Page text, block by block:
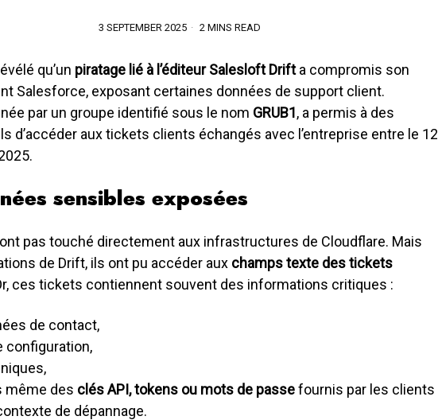
3 SEPTEMBER 2025 2 MINS READ
qu’un piratage lié à l’éditeur Salesloft Drifta compromis son
Salesforce, exposant certaines données de support client.
par un groupe identifié sous le nom GRUB1, a permis à des
d’accéder aux tickets clients échangés avec l’entreprise entre le 12
sensibles exposées
pas touché directement aux infrastructures de Cloudflare. Mais
de Drift, ils ont pu accéder aux champs texte des tickets
ces tickets contiennent souvent des informations critiques :
de contact,
configuration,
même des clés API, tokens ou mots de passefournis par les clients
de dépannage.